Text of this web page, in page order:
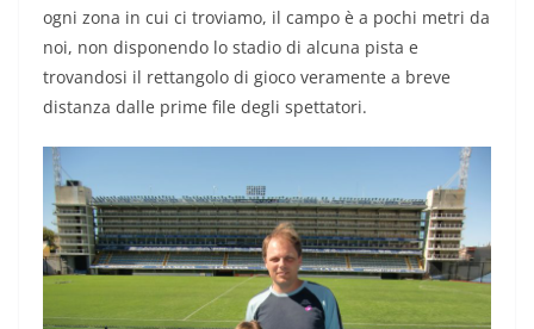
ogni zona in cui ci troviamo, il campo è a pochi metri da
noi, non disponendo lo stadio di alcuna pista e
trovandosi il rettangolo di gioco veramente a breve
distanza dalle prime file degli spettatori.